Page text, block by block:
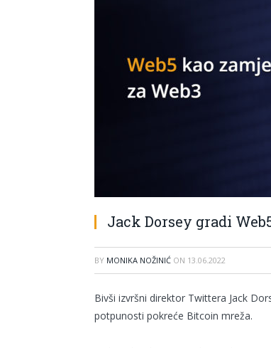
Jack Dorsey gradi
BY MONIKA NOŽINIĆ ON 13.06.2022
Bivši izvršni direktor Twittera Jack
potpunosti pokreće Bitcoin mreža.